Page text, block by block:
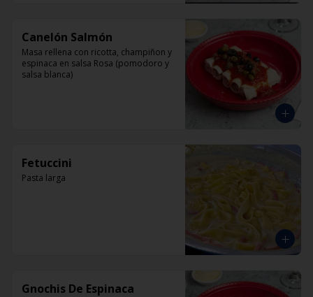
Canelón Salmón
Masa rellena con ricotta, champiñon y
espinaca en salsa Rosa (pomodoro y
salsa blanca)
Fetuccini
Pasta larga
Gnochis De Espinaca